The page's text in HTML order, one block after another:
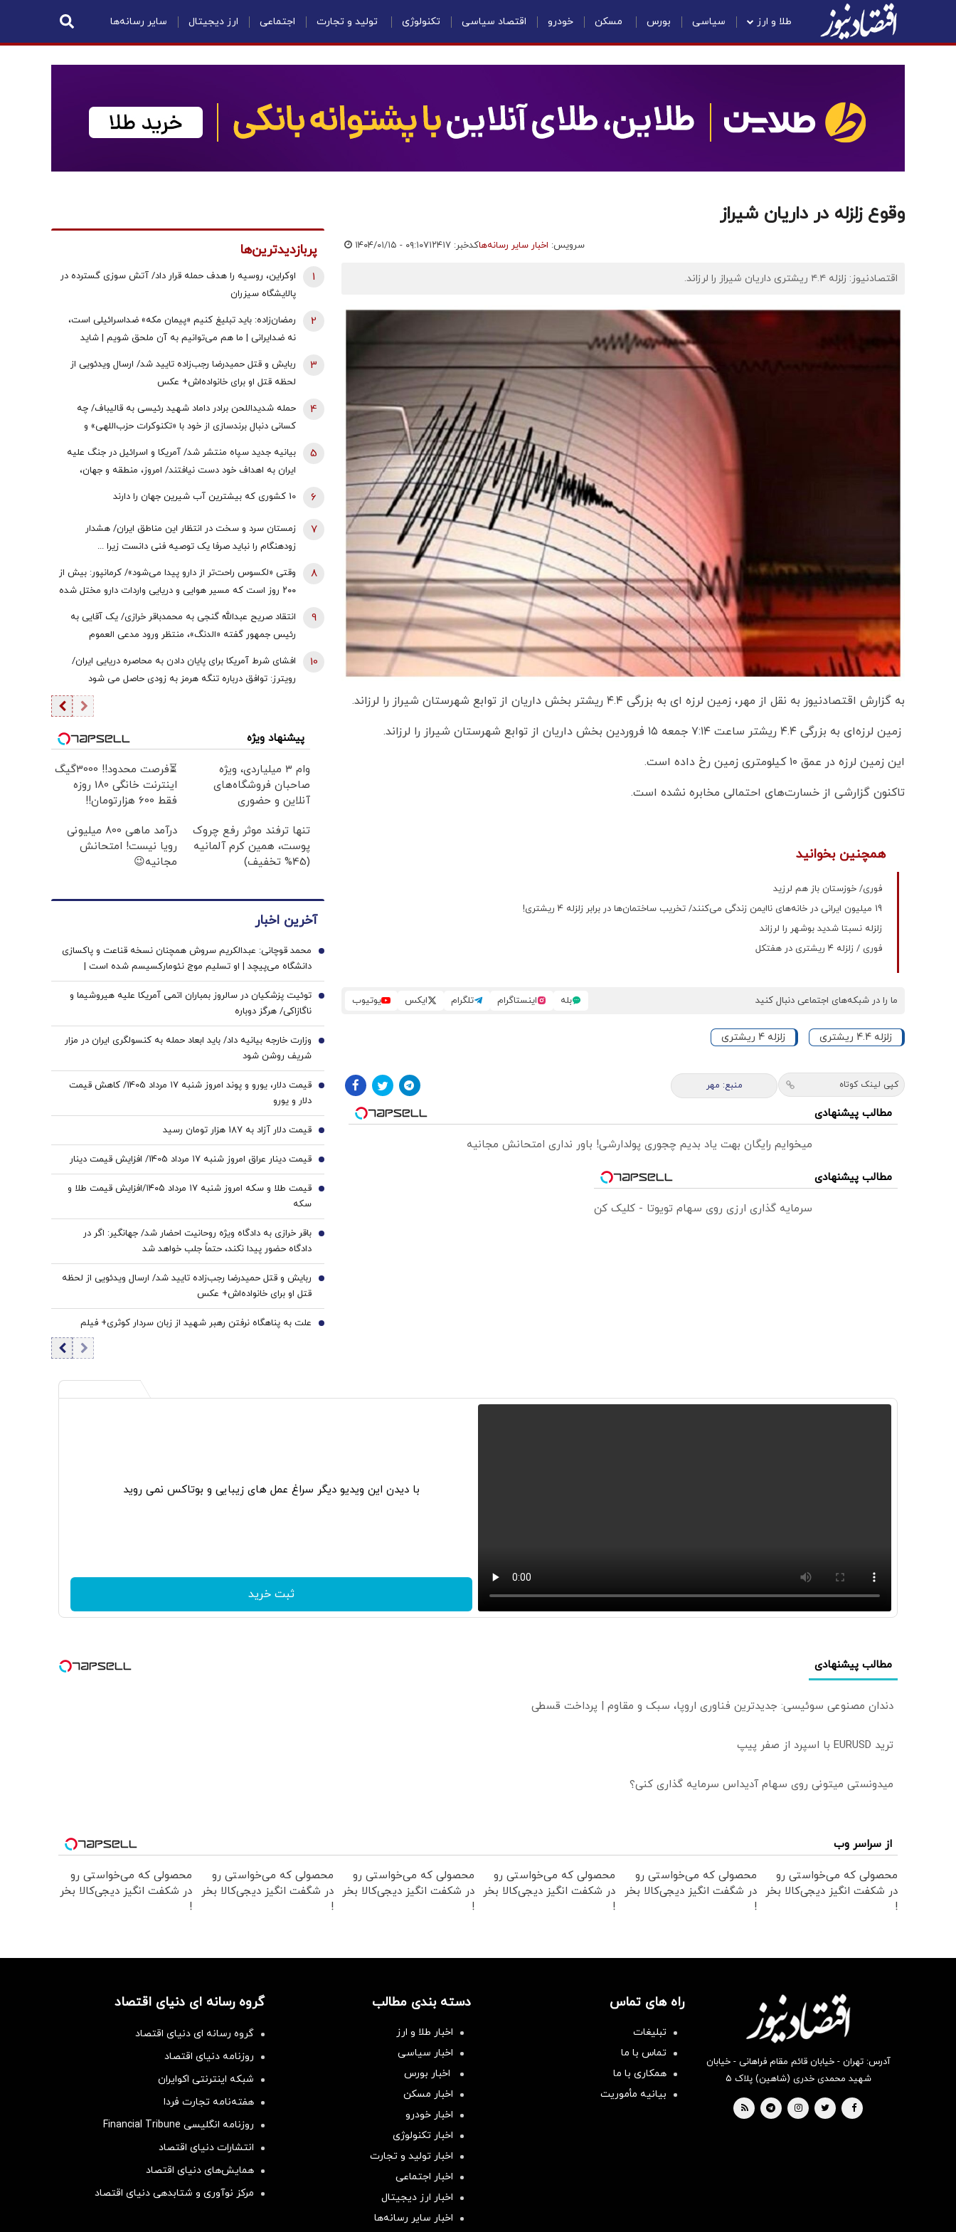
طلا و ارز سیاسی بورس مسکن خودرو اقتصاد سیاسی تکنولوژی تولید و تجارت اجتماعی ارز دیجیتال سایر رسانه‌ها
وقوع زلزله در داریان شیراز
سرویس: اخبار سایر رسانه‌هاکدخبر: ۷۱۲۴۱۷ ۱۴۰۴/۰۱/۱۵ - ۰۹:۱۰
اقتصادنیوز: زلزله ۴.۴ ریشتری داریان شیراز را لرزاند.
به گزارش اقتصادنیوز به نقل از مهر، زمین لرزه ای به بزرگی ۴.۴ ریشتر بخش داریان از توابع شهرستان شیراز را لرزاند.
زمین لرزه‌ای به بزرگی ۴.۴ ریشتر ساعت ۷:۱۴ جمعه ۱۵ فروردین بخش داریان از توابع شهرستان شیراز را لرزاند.
این زمین لرزه در عمق ۱۰ کیلومتری زمین رخ داده است.
تاکنون گزارشی از خسارت‌های احتمالی مخابره نشده است.
همچنین بخوانید
فوری/ خوزستان باز هم لرزید
19 میلیون ایرانی در خانه‌های ناایمن زندگی می‌کنند/ تخریب ساختمان‌ها در برابر زلزله 4 ریشتری!
زلزله نسبتا شدید بوشهر را لرزاند
فوری / زلزله ۴ ریشتری در هفتکل
ما را در شبکه‌های اجتماعی دنبال کنید بله اینستاگرام تلگرام ایکس یوتیوب
زلزله 4.4 ریشتری زلزله 4 ریشتری
کپی لینک کوتاه منبع: مهر
مطالب پیشنهادی
میخوایم رایگان بهت یاد بدیم چجوری پولدارشی! باور نداری امتحانش مجانیه
مطالب پیشنهادی
سرمایه گذاری ارزی روی سهام تویوتا - کلیک کن
پربازدیدترین‌ها
اوکراین، روسیه را هدف حمله قرار داد/ آتش سوزی گسترده در
پالایشگاه سیزران
1
رمضان‌زاده: باید تبلیغ کنیم «پیمان مکه» ضداسرائیلی است،
نه ضدایرانی | ما هم می‌توانیم به آن ملحق شویم | شاید
2
ربایش و قتل حمیدرضا رجب‌زاده تایید شد/ ارسال ویدئویی از
لحظه قتل او برای خانواده‌اش+ عکس
3
حمله شدیداللحن برادر داماد شهید رئیسی به قالیباف/ چه
کسانی دنبال برندسازی از خود با «تکنوکرات حزب‌اللهی» و
4
بیانیه جدید سپاه منتشر شد/ آمریکا و اسرائیل در جنگ علیه
ایران به اهداف خود دست نیافتند/ امروز، منطقه و جهان،
5
10 کشوری که بیشترین آب شیرین جهان را دارند 6
زمستان سرد و سخت در انتظار این مناطق ایران/ هشدار
زودهنگام را نباید صرفا یک توصیه فنی دانست زیرا ...
7
وقتی «لکسوس راحت‌تر از دارو پیدا می‌شود»/ کرمانپور: بیش از
۲۰۰ روز است که مسیر هوایی و دریایی واردات دارو مختل شده
است / نخستین قربانی هر جنگ، سلامت مردم است
8
انتقاد صریح عبدالله گنجی به محمدباقر خرازی/ یک آقایی به
رئیس جمهور گفته «الدنگ»، منتظر ورود مدعی العموم
قوه قضائیه ورود نمی‌کند؟
9
افشای شرط آمریکا برای پایان دادن به محاصره دریایی ایران/
رویترز: توافق درباره تنگه هرمز به زودی حاصل می شود
10
پیشنهاد ویژه
وام ۳ میلیاردی، ویژه
صاحبان فروشگاه‌های
آنلاین و حضوری
⏳فرصت محدود!! 3000گیگ
اینترنت خانگی 180 روزه
فقط 600 هزارتومان!!
تنها ترفند موثر رفع چروک
پوست، همین کرم آلمانیه
(45% تخفیف)
درآمد ماهی 800 میلیونی
رویا نیست! امتحانش
مجانیه😉
آخرین اخبار
محمد قوچانی: عبدالکریم سروش همچنان نسخه قناعت و پاکسازی
دانشگاه می‌پیچد | او تسلیم موج نئومارکسیسم شده است |
سروش به زبان چپ سخن می‌گوید و نظام بازار آزاد رقابتی را با
برچسب کاپیتالیسم توضیح می‌دهد
1
توئیت پزشکیان در سالروز بمباران اتمی آمریکا علیه هیروشیما و
ناگازاکی/ هرگز دوباره
2
وزارت خارجه بیانیه داد/ باید ابعاد حمله به کنسولگری ایران در مزار
شریف روشن شود
3
قیمت دلار، یورو و پوند امروز شنبه ۱۷ مرداد 1405/ کاهش قیمت
دلار و یورو
4
قیمت دلار آزاد به 187 هزار تومان رسید 5
قیمت دینار عراق امروز شنبه ۱۷ مرداد 1405/ افزایش قیمت دینار 6
قیمت طلا و سکه امروز شنبه ۱۷ مرداد ۱۴۰۵/افزایش قیمت طلا و
سکه
7
باقر خرازی به دادگاه ویژه روحانیت احضار شد/ جهانگیر: اگر در
دادگاه حضور پیدا نکند، حتماً جلب خواهد شد
8
ربایش و قتل حمیدرضا رجب‌زاده تایید شد/ ارسال ویدئویی از لحظه
قتل او برای خانواده‌اش+ عکس
9
علت به پناهگاه نرفتن رهبر شهید از زبان سردار کوثری+ فیلم 10
با دیدن این ویدیو دیگر سراغ عمل های زیبایی و بوتاکس نمی روید
ثبت خرید
مطالب پیشنهادی
دندان مصنوعی سوئیسی: جدیدترین فناوری اروپا، سبک و مقاوم | پرداخت قسطی
ترید EURUSD با اسپرد از صفر پیپ
میدونستی میتونی روی سهام آدیداس سرمایه گذاری کنی؟
از سراسر وب
محصولی که می‌خواستی رو
در شکفت انگیز دیجی‌کالا بخر
!
محصولی که می‌خواستی رو
در شگفت انگیز دیجی‌کالا بخر
!
محصولی که می‌خواستی رو
در شکفت انگیز دیجی‌کالا بخر
!
محصولی که می‌خواستی رو
در شکفت انگیز دیجی‌کالا بخر
!
محصولی که می‌خواستی رو
در شگفت انگیز دیجی‌کالا بخر
!
محصولی که می‌خواستی رو
در شکفت انگیز دیجی‌کالا بخر
!
آدرس: تهران - خیابان قائم مقام فراهانی - خیابان
شهید محمدی خدری (شاهین) پلاک ۵
راه های تماس
تبلیغات
تماس با ما
همکاری با ما
بیانیه مأموریت
دسته بندی مطالب
اخبار طلا و ارز
اخبار سیاسی
اخبار بورس
اخبار مسکن
اخبار خودرو
اخبار تکنولوژی
اخبار تولید و تجارت
اخبار اجتماعی
اخبار ارز دیجیتال
اخبار سایر رسانه‌‌ها
گروه رسانه ای دنیای اقتصاد
گروه رسانه ای دنیای اقتصاد
روزنامه دنیای اقتصاد
شبکه اینترنتی اکوایران
هفته‌نامه تجارت فردا
روزنامه انگلیسی Financial Tribune
انتشارات دنیای اقتصاد
همایش‌های دنیای اقتصاد
مرکز نوآوری و شتابدهی دنیای اقتصاد